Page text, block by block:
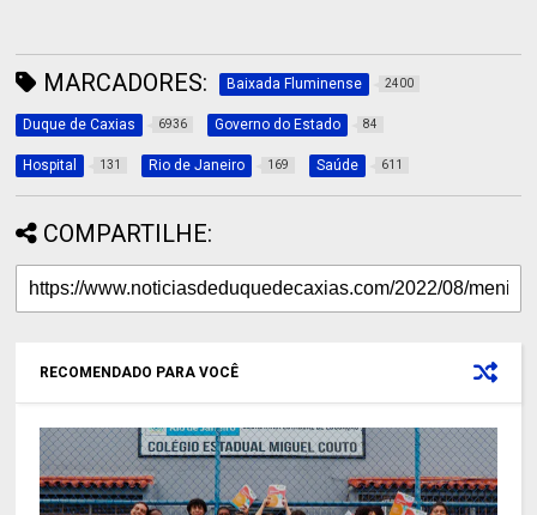
MARCADORES: Baixada Fluminense 2400
Duque de Caxias 6936 Governo do Estado 84
Hospital 131 Rio de Janeiro 169 Saúde 611
COMPARTILHE:
RECOMENDADO PARA VOCÊ